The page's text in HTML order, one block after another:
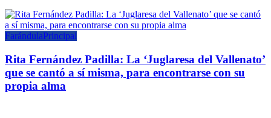
FarándulaPrincipal
Rita Fernández Padilla: La ‘Juglaresa del Vallenato’
que se cantó a sí misma, para encontrarse con su
propia alma